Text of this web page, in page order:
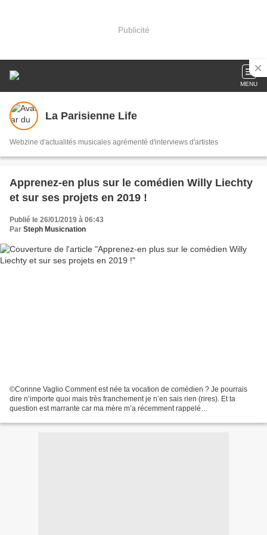
Publicité
MENU
La Parisienne Life
Webzine d'actualités musicales agrémenté d'interviews d'artistes
Apprenez-en plus sur le comédien Willy Liechty
et sur ses projets en 2019 !
Publié le 26/01/2019 à 06:43
Par Steph Musicnation
©Corinne Vaglio Comment est née ta vocation de comédien ? Je pourrais
dire n’importe quoi mais très franchement je n’en sais rien (rires). Et ta
question est marrante car ma mère m’a récemment rappelé